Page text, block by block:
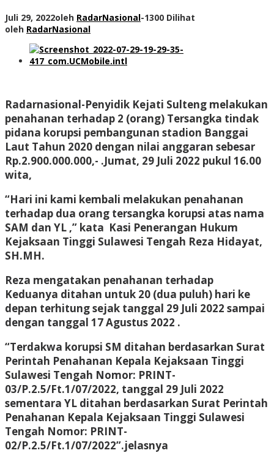
Juli 29, 2022oleh RadarNasional-1300 Dilihat
oleh RadarNasional
Radarnasional-Penyidik Kejati Sulteng melakukan
penahanan terhadap 2 (orang) Tersangka tindak
pidana korupsi pembangunan stadion Banggai
Laut Tahun 2020 dengan nilai anggaran sebesar
Rp.2.900.000.000,- .Jumat, 29 Juli 2022 pukul 16.00
wita,
“Hari ini kami kembali melakukan penahanan
terhadap dua orang tersangka korupsi atas nama
SAM dan YL ,” kata Kasi Penerangan Hukum
Kejaksaan Tinggi Sulawesi Tengah Reza Hidayat,
SH.MH.
Reza mengatakan penahanan terhadap
Keduanya ditahan untuk 20 (dua puluh) hari ke
depan terhitung sejak tanggal 29 Juli 2022 sampai
dengan tanggal 17 Agustus 2022 .
“Terdakwa korupsi SM ditahan berdasarkan Surat
Perintah Penahanan Kepala Kejaksaan Tinggi
Sulawesi Tengah Nomor: PRINT-
03/P.2.5/Ft.1/07/2022, tanggal 29 Juli 2022
sementara YL ditahan berdasarkan Surat Perintah
Penahanan Kepala Kejaksaan Tinggi Sulawesi
Tengah Nomor: PRINT-
02/P.2.5/Ft.1/07/2022”.jelasnya